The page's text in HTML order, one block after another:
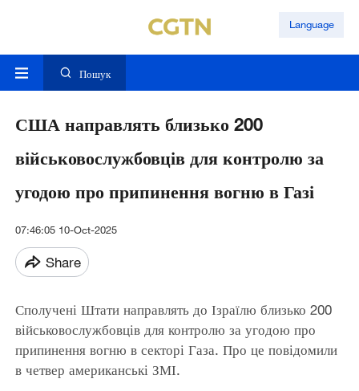
Language
Пошук
США направлять близько 200
військовослужбовців для контролю за
угодою про припинення вогню в Газі
07:46:05 10-Oct-2025
Share
Сполучені Штати направлять до Ізраїлю близько 200
військовослужбовців для контролю за угодою про
припинення вогню в секторі Газа. Про це повідомили
в четвер американські ЗМІ.